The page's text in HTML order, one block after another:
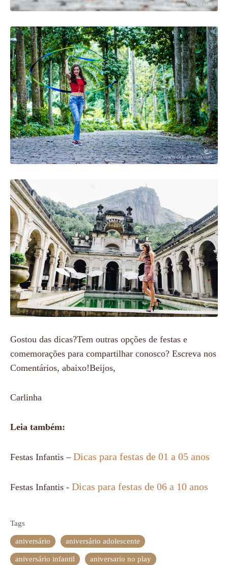
Gostou das dicas?Tem outras opções de festas e
comemorações para compartilhar conosco? Escreva nos
Comentários, abaixo!Beijos,
Carlinha
Leia também:
Festas Infantis – Dicas para festas de 01 a 05 anos
Festas Infantis - Dicas para festas de 06 a 10 anos
Tags
aniversário aniversário adolescente
aniversário infantil aniversario no play